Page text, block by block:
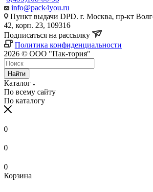
info@pack4you.ru
Пункт выдачи DPD. г. Москва, пр-кт
42, корп. 23, 109316
Подписаться на рассылку
Политика конфиденциальности
2026 © ООО "Пак-тория"
Найти
Каталог
По всему сайту
По каталогу
0
0
0
Корзина